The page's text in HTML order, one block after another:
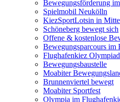
Bewegungsförderung
Spielmobil Neukölln
KiezSportLotsin in
Schöneberg bewegt sich
Offene & kostenlose
Bewegungsparcours im
Flughafenkiez
Bewegungsbaustelle
Moabiter
Brunnenviertel bewegt
Moabiter Sportfest
Olympia im